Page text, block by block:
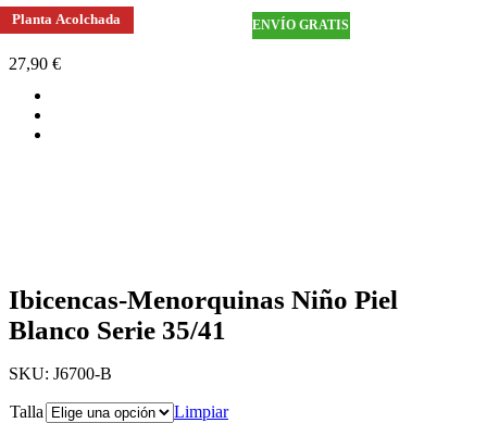
27,90 €
Planta Acolchada ENVÍO GRATIS
Ibicencas-Menorquinas Niño Piel
Blanco Serie 35/41
SKU: J6700-B
Talla Limpiar